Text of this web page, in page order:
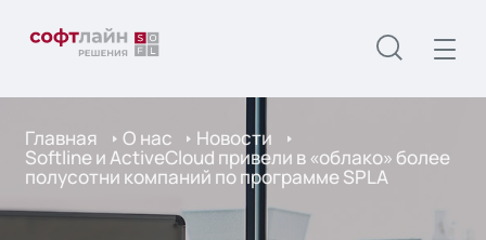
Главная О нас Новости
Softline и ActiveCloud привели в «облако» более
полусотни компаний по программе SPLA